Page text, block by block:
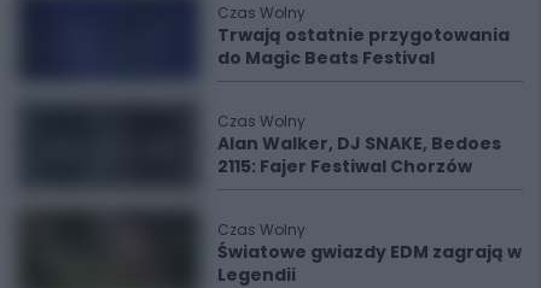
Czas Wolny
Trwają ostatnie przygotowania
do Magic Beats Festival
Czas Wolny
Alan Walker, DJ SNAKE, Bedoes
2115: Fajer Festiwal Chorzów
Czas Wolny
Światowe gwiazdy EDM zagrają w
Legendii